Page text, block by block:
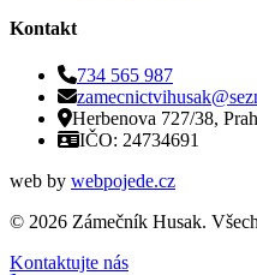
Kontakt
734 565 987
Herbenova 727/38,
IČO: 24734691
web by webpojede.cz
© 2026 Zámečník Husak.
Kontaktujte nás